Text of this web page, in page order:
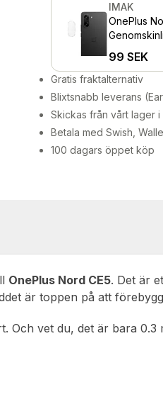
IMAK
OnePlus
99 SEK
Gratis fraktalternativ
Blixtsnabb leverans
Skickas från vårt lager
Betala med Swish,
100 dagars öppet köp
OnePlus Nord CE5. Det är
är toppen på att
Och vet du, det är bara